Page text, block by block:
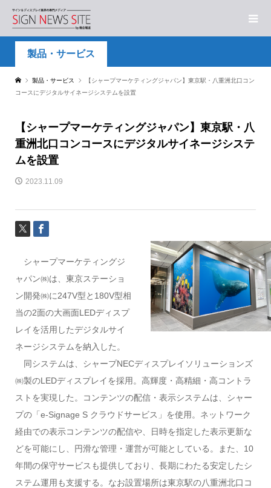
製品・サービス
製品・サービス
【シャープマーケティングジャパン】東京駅・八重洲北口コン
コースにデジタルサイネージシステムを設置
【シャープマーケティングジャパン】東京駅・八
重洲北口コンコースにデジタルサイネージシステ
ムを設置
2023.11.09
シャープマーケティングジ
ャパン㈱は、東京ステーショ
ン開発㈱に247V型と180V型相
当の2面の大画面LEDディスプ
レイを活用したデジタルサイ
ネージシステムを納入した。
同システムは、シャープNECディスプレイソリューションズ
㈱製のLEDディスプレイを採用。高輝度・高精細・高コントラ
ストを実現した。コンテンツの配信・表示システムは、シャー
プの「e-Signage S クラウドサービス」を使用。ネットワーク
経由での表示コンテンツの配信や、日時を指定した表示更新な
どを可能にし、円滑な管理・運営が可能としている。また、10
年間の保守サービスも提供しており、長期にわたる安定したシ
ステム運用も支援する。なお設置場所は東京駅の八重洲北口コ